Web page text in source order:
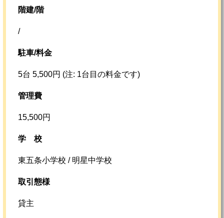
階建/階
/
駐車/料金
5台 5,500円 (注: 1台目の料金です)
管理費
15,500円
学校
東五条小学校 / 明星中学校
取引態様
貸主